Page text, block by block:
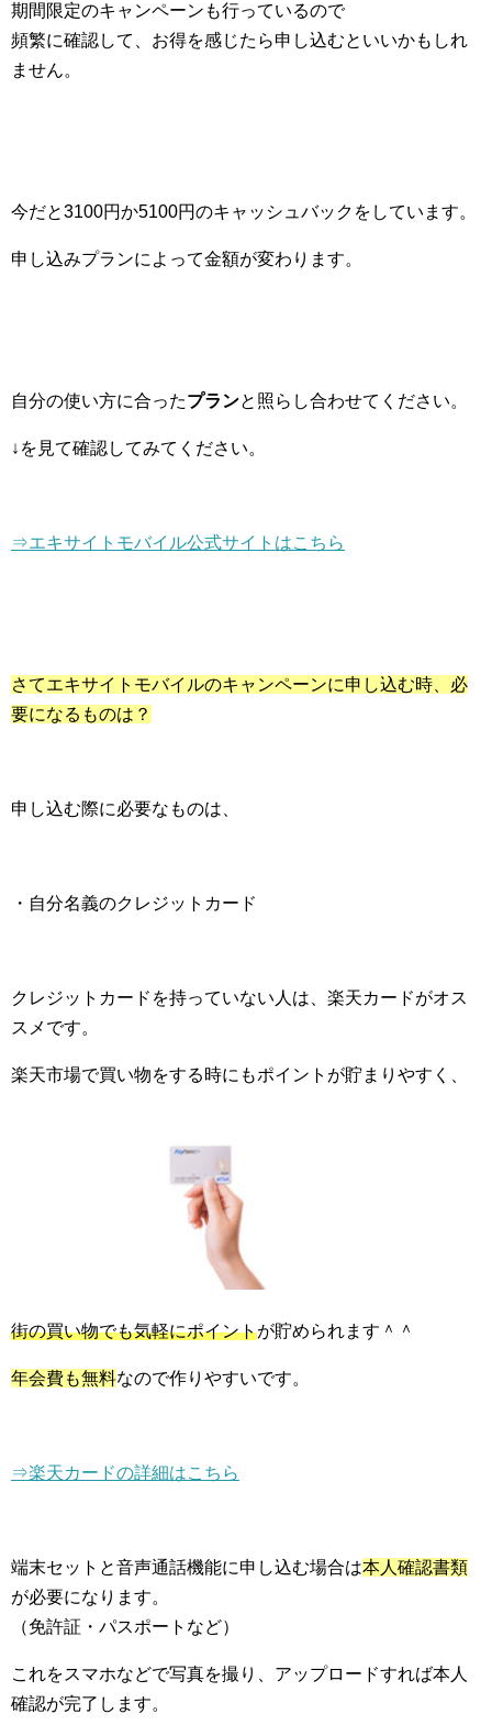
期間限定のキャンペーンも行っているので
頻繁に確認して、お得を感じたら申し込むといいかもしれ
ません。
今だと3100円か5100円のキャッシュバックをしています。
申し込みプランによって金額が変わります。
自分の使い方に合ったプランと照らし合わせてください。
↓を見て確認してみてください。
⇒エキサイトモバイル公式サイトはこちら
さてエキサイトモバイルのキャンペーンに申し込む時、必
要になるものは？
申し込む際に必要なものは、
・自分名義のクレジットカード
クレジットカードを持っていない人は、楽天カードがオス
スメです。
楽天市場で買い物をする時にもポイントが貯まりやすく、
街の買い物でも気軽にポイントが貯められます＾＾
年会費も無料なので作りやすいです。
⇒楽天カードの詳細はこちら
端末セットと音声通話機能に申し込む場合は本人確認書類
が必要になります。
（免許証・パスポートなど）
これをスマホなどで写真を撮り、アップロードすれば本人
確認が完了します。